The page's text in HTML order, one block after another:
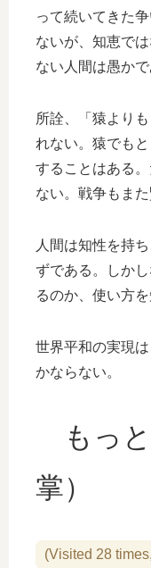
って続いてきた
ないが、知恵で
ない人間は愚かで
所詮、「猿より
れない。猿でも
することはある
ない。戦争もま
人間は知性を持
ずである。しか
るのか、使い方
世界平和の実現
かならない。
もっと
掌）
(Visited 28